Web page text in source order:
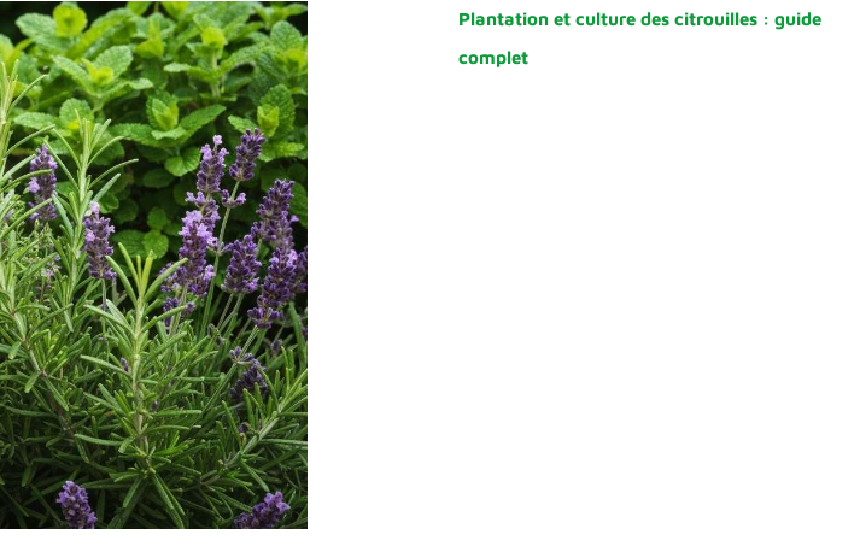
Plantation et culture des citrouilles : guide
complet